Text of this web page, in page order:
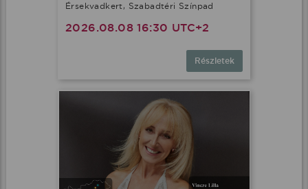
Érsekvadkert, Szabadtéri Színpad
2026.08.08 16:30 UTC+2
Részletek